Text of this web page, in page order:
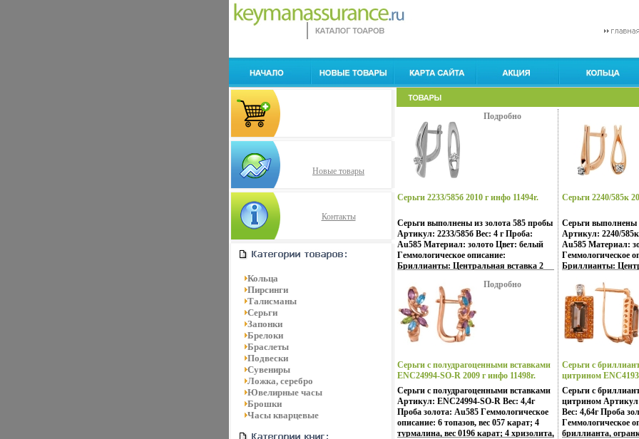
Новые товары
Контакты
Кольца
Пирсинги
Талисманы
Серьги
Запонки
Брелоки
Браслеты
Подвески
Сувениры
Ложка, серебро
Ювелирные часы
Брошки
Часы кварцевые
Подробно
Серьги 2233/585б 2010 г инфо 11494r.
Серьги выполнены из золота 585 пробы
Артикул: 2233/585б Вес: 4 г Проба:
Au585 Материал: золото Цвет: белый
Гeммологическое описание:
Бриллианты: Центральная вставка 2
0,107 - общая каратность хар-ки 4/4А <.
Подробно
Серьги с полудрагоценными вставками
ENC24994-SO-R 2009 г инфо 11498r.
Серьги с полудрагоценными вставками
Артикул: ENC24994-SO-R Вес: 4,4г
Проба золота: Au585 Гeммологическое
описание: 6 топазов, вес 057 карат; 4
турмалина, вес 0196 карат; 4 хризолита,
Серьги 2240/585к
Серьги выполнены
Артикул: 2240/
Au585 Материал:
Гeммологическое
Бриллианты:
0,107 - общая
Серьги с
цитрином
инфо 11506r.
Серьги с
цитрином
Вес: 4,64г Проба
Гeммологическое
бриллианта,